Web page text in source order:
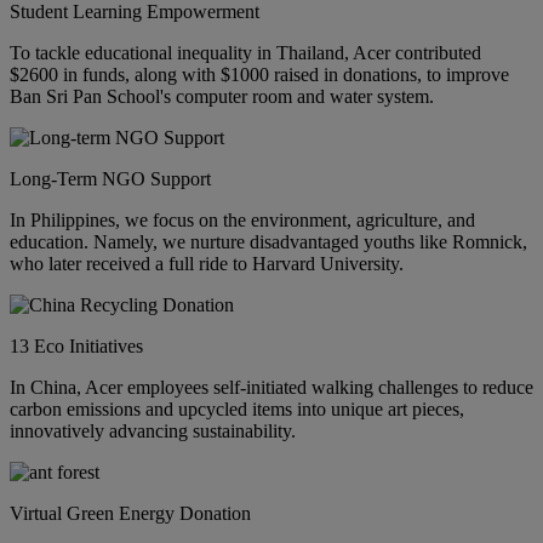
Student Learning Empowerment
To tackle educational inequality in Thailand, Acer contributed
$2600 in funds, along with $1000 raised in donations, to improve
Ban Sri Pan School's computer room and water system.
Long-Term NGO Support
In Philippines, we focus on the environment, agriculture, and
education. Namely, we nurture disadvantaged youths like Romnick,
who later received a full ride to Harvard University.
13 Eco Initiatives
In China, Acer employees self-initiated walking challenges to reduce
carbon emissions and upcycled items into unique art pieces,
innovatively advancing sustainability.
Virtual Green Energy Donation